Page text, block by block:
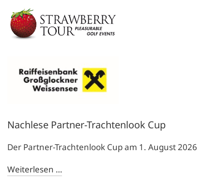
Nachlese Partner-Trachtenlook Cup
Der Partner-Trachtenlook Cup am 1. August 2026
Weiterlesen …